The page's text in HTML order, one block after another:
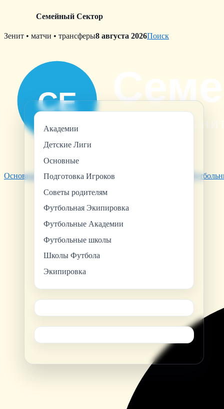
Семейный Сектор
Skip
Зенит • матчи • трансферы8 августа 2026Поиск
Основные Советы родителямФутбольная Экипировка
Академии
Детские Лиги
Основные
Подготовка Игроков
Советы родителям
Футбольная Экипировка
Футбольные Академии
Футбольные школы
Школы Футбола
Экипировка